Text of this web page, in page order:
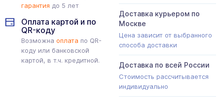
гарантия до 5 лет
Оплата картой и по
QR-коду
Возможна оплата по QR-
коду или банковской
картой, в т.ч. кредитной.
Доставка курьером по
Москве
Цена зависит от выбранного
способа доставки
Доставка по всей России
Стоимость рассчитывается
индивидуально